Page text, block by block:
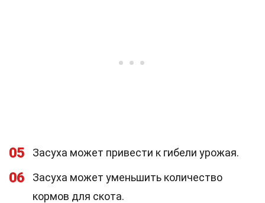
05 Засуха может привести к гибели урожая.
06
Засуха может уменьшить количество
кормов для скота.